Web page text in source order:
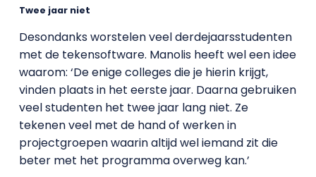
Twee jaar niet
Desondanks worstelen veel derdejaarsstudenten
met de tekensoftware. Manolis heeft wel een idee
waarom: ‘De enige colleges die je hierin krijgt,
vinden plaats in het eerste jaar. Daarna gebruiken
veel studenten het twee jaar lang niet. Ze
tekenen veel met de hand of werken in
projectgroepen waarin altijd wel iemand zit die
beter met het programma overweg kan.’